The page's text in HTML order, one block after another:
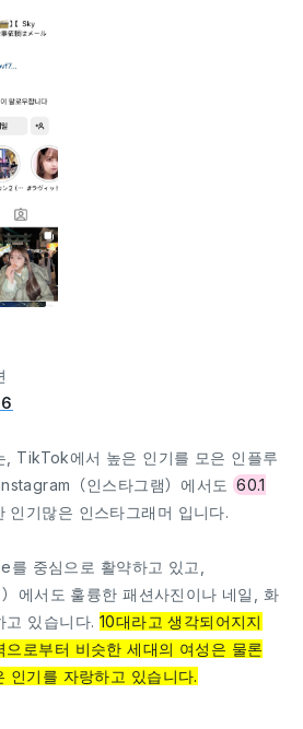
, TikTok에서 높은 인기를 모은 인플루
（인스타그램）에서도60.1
인기많은 인스타그래머 입니다.
를 중심으로 활약하고 있고,
에서도 훌륭한 패션사진이나 네일, 화
고 있습니다. 10대라고 생각되어지지
으로부터 비슷한 세대의 여성은 물론
인기를 자랑하고 있습니다.